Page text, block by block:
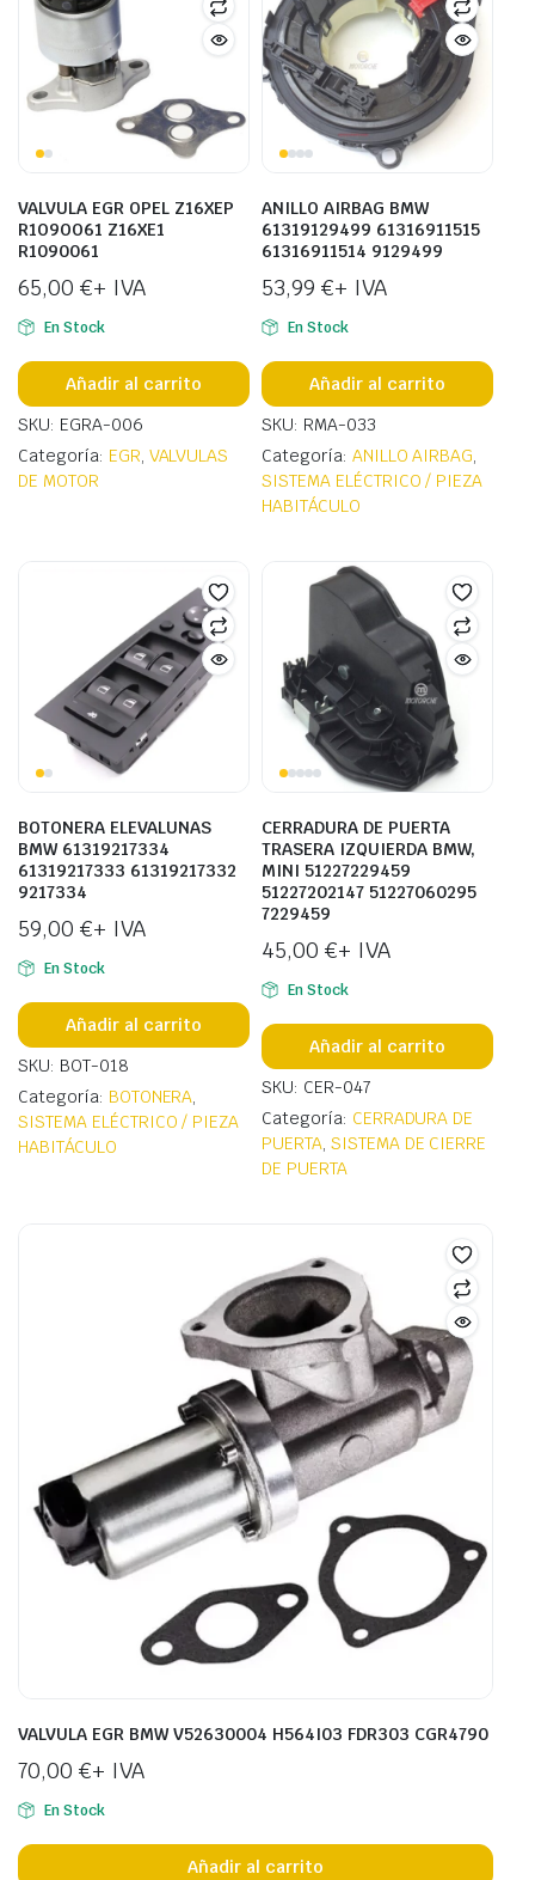
VALVULA EGR OPEL Z16XEP
R1O9OO61 Z16XE1
R1090061
65,00 €+ IVA
En Stock
Añadir al carrito
SKU: EGRA-006
Categoría: EGR, VALVULAS
DE MOTOR
ANILLO AIRBAG BMW
61319129499 61316911515
61316911514 9129499
53,99 €+ IVA
En Stock
Añadir al carrito
SKU: RMA-033
Categoría: ANILLO AIRBAG,
SISTEMA ELÉCTRICO / PIEZA
HABITÁCULO
BOTONERA ELEVALUNAS
BMW 61319217334
61319217333 61319217332
9217334
59,00 €+ IVA
En Stock
Añadir al carrito
SKU: BOT-018
Categoría: BOTONERA,
SISTEMA ELÉCTRICO / PIEZA
HABITÁCULO
CERRADURA DE PUERTA
TRASERA IZQUIERDA BMW,
MINI 51227229459
51227202147 51227060295
7229459
45,00 €+ IVA
En Stock
Añadir al carrito
SKU: CER-047
Categoría: CERRADURA DE
PUERTA, SISTEMA DE CIERRE
DE PUERTA
VALVULA EGR BMW V52630004 H564I03 FDR303 CGR4790
70,00 €+ IVA
En Stock
Añadir al carrito